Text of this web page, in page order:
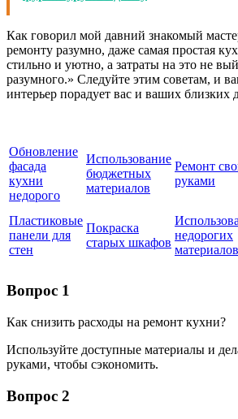
Как говорил мой давний знакомый
ремонту разумно, даже самая простая
стильно и уютно, а затраты на это не
разумного.» Следуйте этим советам, и
интерьер порадует вас и ваших близких
Обновление
фасада
кухни
недорого
Использование
бюджетных
материалов
Ремонт
руками
Пластиковые
панели для
стен
Покраска
старых шкафов
недорогих
материалов
Вопрос 1
Как снизить расходы на ремонт кухни?
Используйте доступные материалы и
руками, чтобы сэкономить.
Вопрос 2